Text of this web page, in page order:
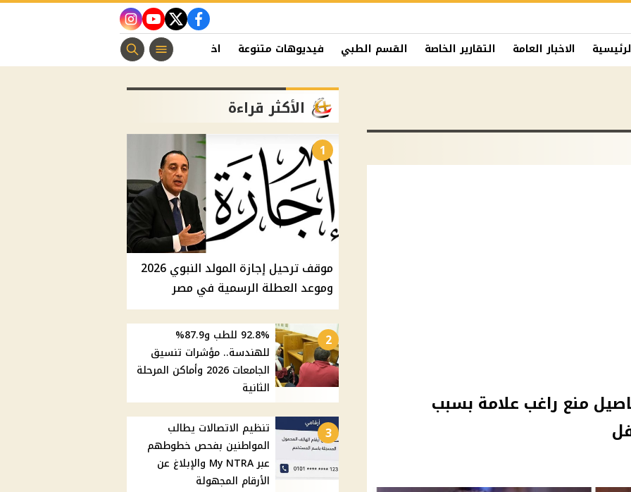
facebook
twitter
youtube
instagram
الاخبار العامة التقارير الخاصة القسم الطبي فيديوهات متنوعة اخبار الفن منوعات مسيحية
منع راغب علامة بسبب
الأكثر قراءة
1
موقف ترحيل إجازة المولد النبوي 2026
وموعد العطلة الرسمية في مصر
2
92.8% للطب و87.9%
للهندسة.. مؤشرات تنسيق
الجامعات 2026 وأماكن المرحلة
الثانية
3
تنظيم الاتصالات يطالب
المواطنين بفحص خطوطهم
عبر My NTRA والإبلاغ عن
الأرقام المجهولة